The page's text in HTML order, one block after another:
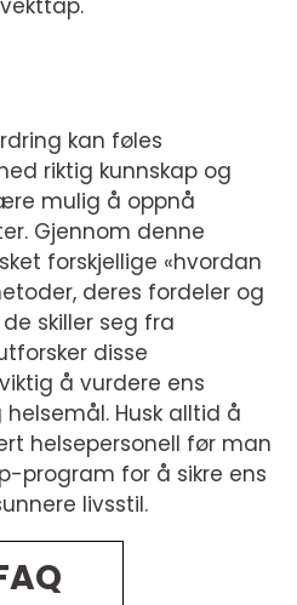
kan føles
riktig kunnskap og
mulig å oppnå
Gjennom denne
forskjellige «hvordan
deres fordeler og
skiller seg fra
disse
å vurdere ens
Husk alltid å
helsepersonell før man
program for å sikre ens
livsstil.